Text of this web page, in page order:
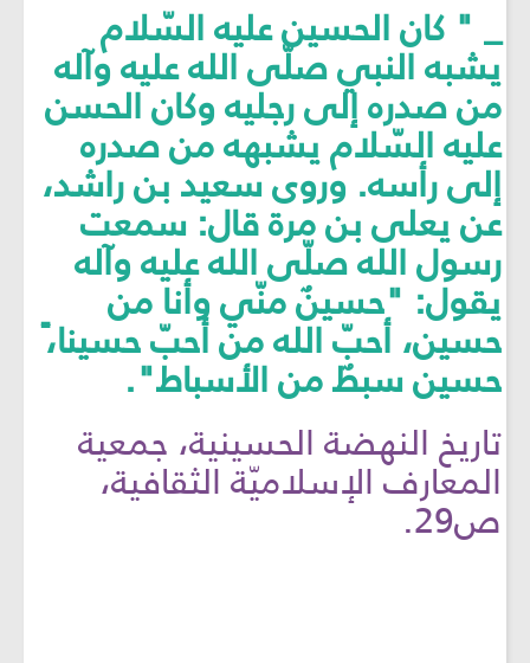
_ " كان الحسين عليه السّلام
يشبه النبي صلّى الله عليه وآله
من صدره إلى رجليه وكان الحسن
عليه السّلام يشبهه من صدره
إلى رأسه. وروى سعيد بن راشد،
عن يعلى بن مرة قال: سمعت
رسول الله صلّى الله عليه وآله
يقول: "حسينٌ منّي وأنا من
حسين، أحبّ الله من أحبّ حسينا،ً
حسين سبطٌ من الأسباط".
تاريخ النهضة الحسينية، جمعية
المعارف الإسلاميّة الثقافية،
ص29.